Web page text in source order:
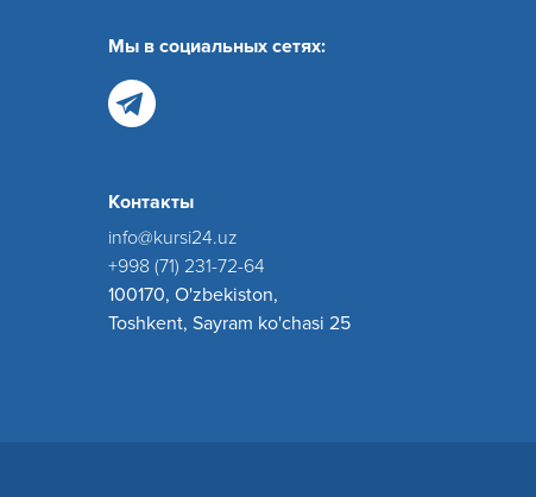
Мы в социальных сетях:
Контакты
info@kursi24.uz
+998 (71) 231-72-64
100170, O'zbekiston,
Toshkent, Sayram ko'chasi 25